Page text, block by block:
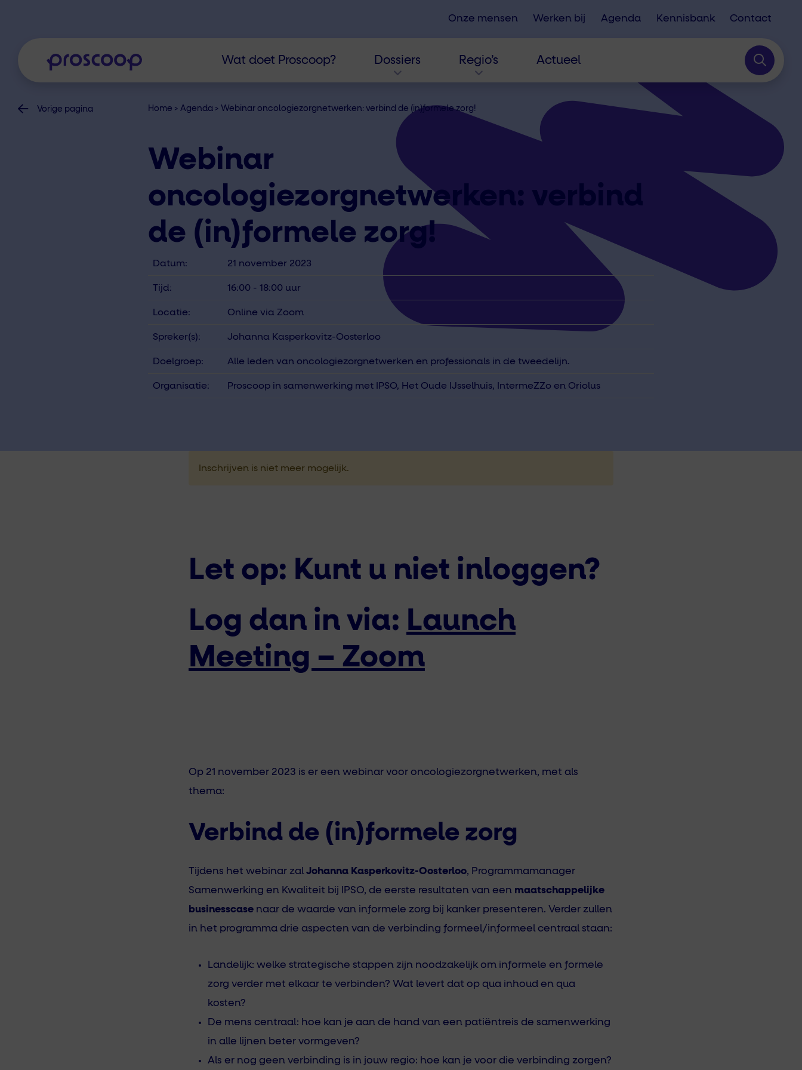
Onze mensen Werken bij Agenda Kennisbank Contact
Wat doet Proscoop? Dossiers Regio’s Actueel
Vorige pagina Home > Agenda > Webinar oncologiezorgnetwerken: verbind de (in)formele zorg!
Webinar
oncologiezorgnetwerken: verbind
de (in)formele zorg!
Datum: 21 november 2023
Tijd: 16:00 - 18:00 uur
Locatie: Online via Zoom
Spreker(s): Johanna Kasperkovitz-Oosterloo
Doelgroep: Alle leden van oncologiezorgnetwerken en professionals in de tweedelijn.
Organisatie: Proscoop in samenwerking met IPSO, Het Oude IJsselhuis, IntermeZZo en Oriolus
Inschrijven is niet meer mogelijk.
Let op: Kunt u niet inloggen?
Log dan in via: Launch
Meeting – Zoom
Op 21 november 2023 is er een webinar voor oncologiezorgnetwerken, met als
thema:
Verbind de (in)formele zorg
Tijdens het webinar zalJohanna Kasperkovitz-Oosterloo, Programmamanager
Samenwerking en Kwaliteit bij IPSO, de eerste resultaten van een maatschappelijke
businesscase naar de waarde van informele zorg bij kanker presenteren. Verder zullen
in het programma drie aspecten van de verbinding formeel/informeel centraal staan:
Landelijk: welke strategische stappen zijn noodzakelijk om informele en formele
zorg verder met elkaar te verbinden? Wat levert dat op qua inhoud en qua
kosten?
De mens centraal: hoe kan je aan de hand van een patiëntreis de samenwerking
in alle lijnen beter vormgeven?
Als er nog geen verbinding is in jouw regio: hoe kan je voor die verbinding zorgen?